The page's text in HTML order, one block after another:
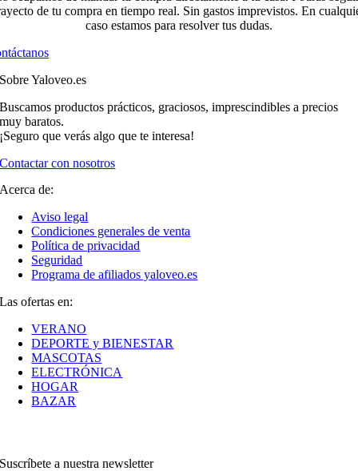
de tu compra en tiempo real. Sin gastos imprevistos. En
caso estamos para resolver tus dudas.
Sobre Yaloveo.es
Buscamos productos prácticos, graciosos, imprescindibles a precios
muy baratos.
¡Seguro que verás algo que te interesa!
Contactar con nosotros
Acerca de:
Aviso legal
Condiciones generales de venta
Política de privacidad
Seguridad
Programa de afiliados yaloveo.es
Las ofertas en:
VERANO
DEPORTE y BIENESTAR
MASCOTAS
ELECTRÓNICA
HOGAR
BAZAR
Suscríbete a nuestra newsletter